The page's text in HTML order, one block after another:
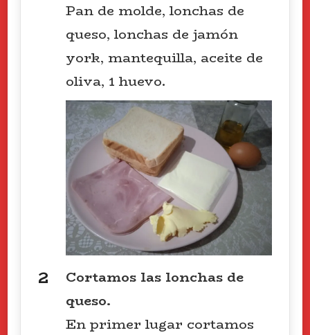
Pan de molde, lonchas de
queso, lonchas de jamón
york, mantequilla, aceite de
oliva, 1 huevo.
Cortamos las lonchas de
queso.
En primer lugar cortamos